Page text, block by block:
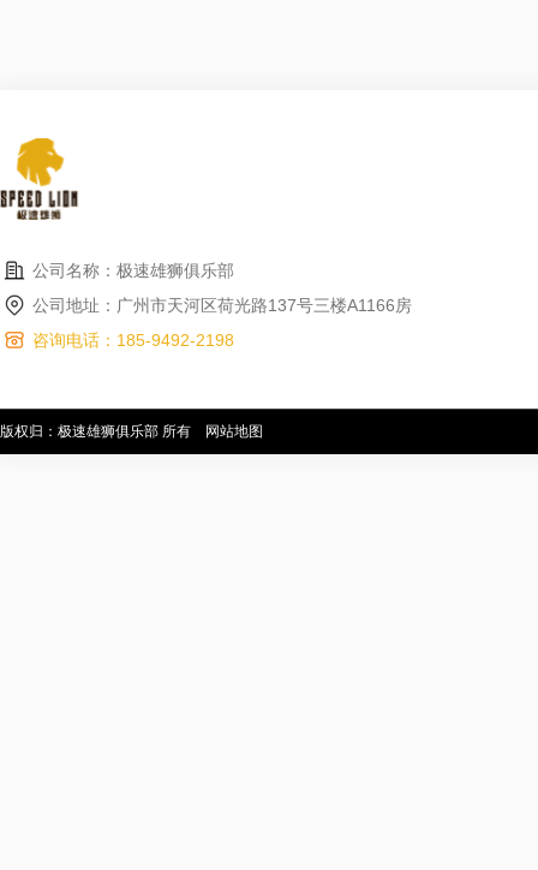
公司名称：极速雄狮俱乐部
公司地址：广州市天河区荷光路137号三楼A1166房
咨询电话：185-9492-2198
版权归：极速雄狮俱乐部 所有 网站地图